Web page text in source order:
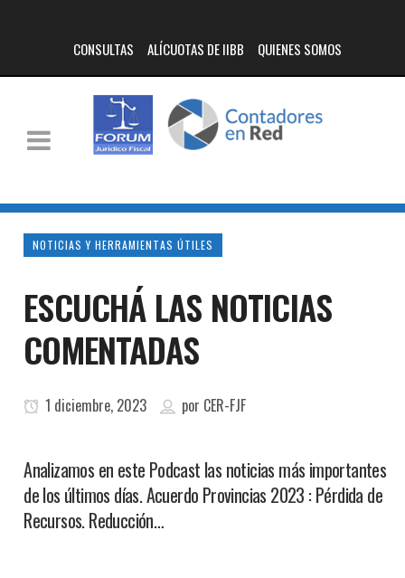
CONSULTAS ALÍCUOTAS DE IIBB QUIENES SOMOS
NOTICIAS Y HERRAMIENTAS ÚTILES
ESCUCHÁ LAS NOTICIAS
COMENTADAS
1 diciembre, 2023 por CER-FJF
Analizamos en este Podcast las noticias más importantes
de los últimos días. Acuerdo Provincias 2023 : Pérdida de
Recursos. Reducción…